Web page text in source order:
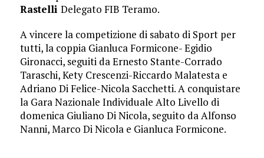
Rastelli Delegato FIB Teramo.
A vincere la competizione di sabato di Sport per
tutti, la coppia Gianluca Formicone- Egidio
Gironacci, seguiti da Ernesto Stante-Corrado
Taraschi, Kety Crescenzi-Riccardo Malatesta e
Adriano Di Felice-Nicola Sacchetti. A conquistare
la Gara Nazionale Individuale Alto Livello di
domenica Giuliano Di Nicola, seguito da Alfonso
Nanni, Marco Di Nicola e Gianluca Formicone.